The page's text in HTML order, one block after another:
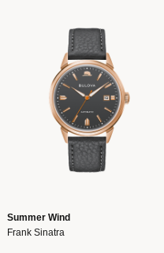
Summer Wind
Frank Sinatra